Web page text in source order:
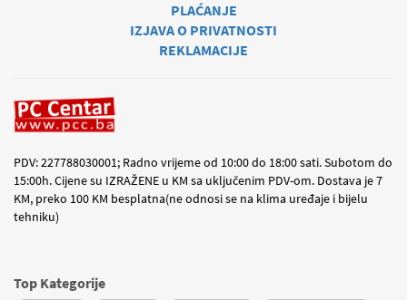
PLAĆANJE
IZJAVA O PRIVATNOSTI
REKLAMACIJE
PDV: 227788030001; Radno vrijeme od 10:00 do 18:00 sati. Subotom do
15:00h. Cijene su IZRAŽENE u KM sa uključenim PDV-om. Dostava je 7
KM, preko 100 KM besplatna(ne odnosi se na klima uređaje i bijelu
tehniku)
Top Kategorije